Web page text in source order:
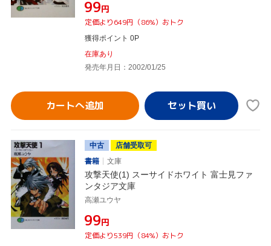
¥99円
定価より649円（86%）おトク
獲得ポイント 0P
在庫あり
発売年月日：2002/01/25
カートへ追加
中古
店舗受取可
書籍
文庫
攻撃天使(1) スーサイドホワイト 富士見ファ
ンタジア文庫
高瀬ユウヤ
¥99円
定価より539円（84%）おトク